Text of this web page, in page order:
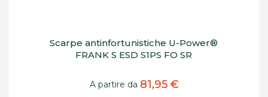
Scarpe antinfortunistiche U-Power®
FRANK S ESD S1PS FO SR
A partire da 81,95 €